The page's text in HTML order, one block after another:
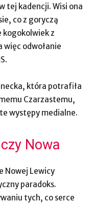
tej kadencji. Wisi ona
co z goryczą
kogokolwiek z
więc odwołanie
która potrafiła
Czarzastemu,
występy medialne.
Nowa
Nowej Lewicy
paradoks.
tych, co serce